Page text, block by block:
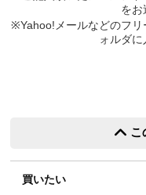
をお
※Yahoo!メールなどのフリ
ォルダに
こ
買いたい